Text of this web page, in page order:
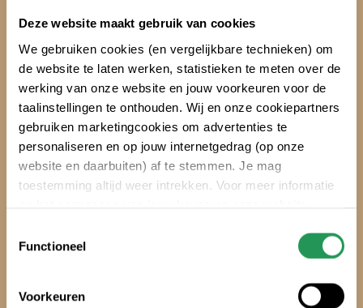
Deze website maakt gebruik van cookies
We gebruiken cookies (en vergelijkbare technieken) om
de website te laten werken, statistieken te meten over de
werking van onze website en jouw voorkeuren voor de
taalinstellingen te onthouden. Wij en onze cookiepartners
gebruiken marketingcookies om advertenties te
personaliseren en op jouw internetgedrag (op onze
website en daarbuiten) af te stemmen. Je mag
toestemming altijd weer intrekken. Voor meer informatie
Functioneel
Voorkeuren
Klimtickets